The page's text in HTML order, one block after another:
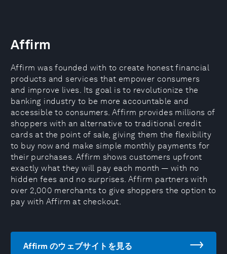
Affirm
Affirm was founded with to create honest financial
products and services that empower consumers
and improve lives. Its goal is to revolutionize the
banking industry to be more accountable and
accessible to consumers. Affirm provides millions of
shoppers with an alternative to traditional credit
cards at the point of sale, giving them the flexibility
to buy now and make simple monthly payments for
their purchases. Affirm shows customers upfront
exactly what they will pay each month — with no
hidden fees and no surprises. Affirm partners with
over 2,000 merchants to give shoppers the option to
pay with Affirm at checkout.
Affirm のウェブサイトを見る